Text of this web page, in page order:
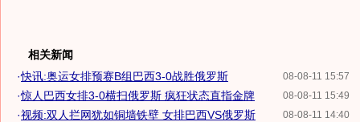
相关新闻
08-08-11 15:57
·快讯:奥运女排预赛B组巴西3-0战胜俄罗斯
08-08-11 15:49
·惊人巴西女排3-0横扫俄罗斯 疯狂状态直指金牌
08-08-11 14:40
·视频:双人拦网犹如铜墙铁壁 女排巴西VS俄罗斯